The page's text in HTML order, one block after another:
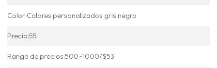
Color:Colores personalizados gris negro
Precio:55
Rango de precios:500~1000/$53